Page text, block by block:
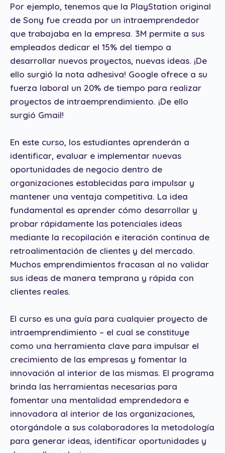
Por ejemplo, tenemos que la PlayStation original
de Sony fue creada por un intraemprendedor
que trabajaba en la empresa. 3M permite a sus
empleados dedicar el 15% del tiempo a
desarrollar nuevos proyectos, nuevas ideas. ¡De
ello surgió la nota adhesiva! Google ofrece a su
fuerza laboral un 20% de tiempo para realizar
proyectos de intraemprendimiento. ¡De ello
surgió Gmail!
En este curso, los estudiantes aprenderán a
identificar, evaluar e implementar nuevas
oportunidades de negocio dentro de
organizaciones establecidas para impulsar y
mantener una ventaja competitiva. La idea
fundamental es aprender cómo desarrollar y
probar rápidamente las potenciales ideas
mediante la recopilación e iteración continua de
retroalimentación de clientes y del mercado.
Muchos emprendimientos fracasan al no validar
sus ideas de manera temprana y rápida con
clientes reales.
El curso es una guía para cualquier proyecto de
intraemprendimiento – el cual se constituye
como una herramienta clave para impulsar el
crecimiento de las empresas y fomentar la
innovación al interior de las mismas. El programa
brinda las herramientas necesarias para
fomentar una mentalidad emprendedora e
innovadora al interior de las organizaciones,
otorgándole a sus colaboradores la metodología
para generar ideas, identificar oportunidades y